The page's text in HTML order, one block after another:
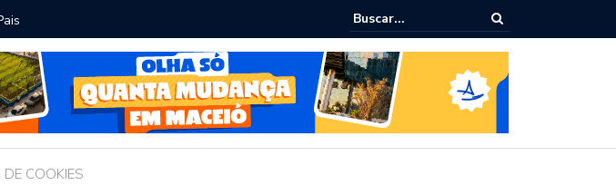
Câmara dialoga com UFAL e Faculdade de Coimbra sobre parcerias para
Legislativo
COOKIES